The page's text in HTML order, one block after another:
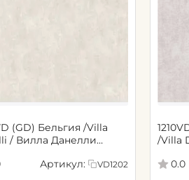
(GD) Бельгия /Villa
/ Вилла Данелли
Артикул: VD1202
/Villa
(6)0.0